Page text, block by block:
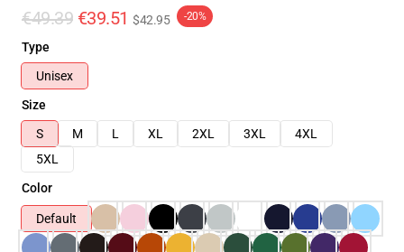
€49.39 €39.51 $42.95 -20%
Type
Unisex
Size
S
M L XL 2XL 3XL
4XL
5XL
Color
Default